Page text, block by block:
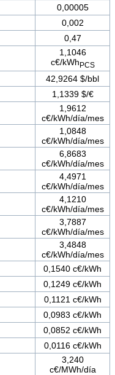
0,00005
0,002
0,47
1,1046
c€/kWhPCS
42,9264 $/bbl
1,1339 $/€
1,9612
c€/kWh/día/mes
1,0848
c€/kWh/día/mes
6,8683
c€/kWh/día/mes
4,4971
c€/kWh/día/mes
4,1210
c€/kWh/día/mes
3,7887
c€/kWh/día/mes
3,4848
c€/kWh/día/mes
0,1540 c€/kWh
0,1249 c€/kWh
0,1121 c€/kWh
0,0983 c€/kWh
0,0852 c€/kWh
0,0116 c€/kWh
3,240
c€/MWh/día